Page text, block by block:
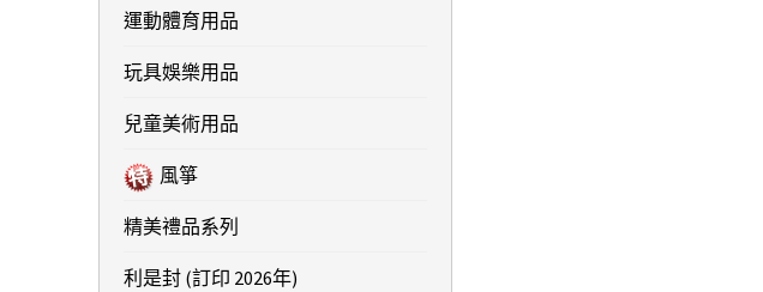
運動體育用品
玩具娛樂用品
兒童美術用品
風箏
精美禮品系列
利是封 (訂印 2026年)